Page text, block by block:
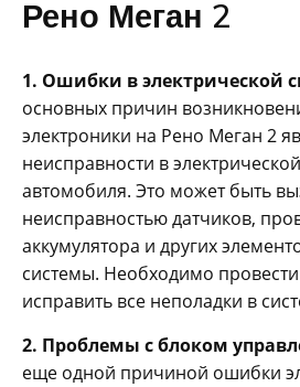
Рено Меган 2
1. Ошибки в электрической
основных причин
электроники на Рено Меган 2
неисправности в
автомобиля. Это может быть
неисправностью датчиков,
аккумулятора и других
системы. Необходимо провести
исправить все неполадки в
2. Проблемы с блоком
еще одной причиной ошибки